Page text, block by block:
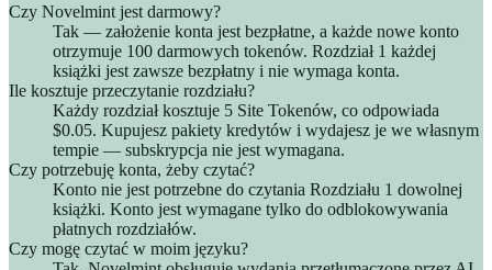
Czy Novelmint jest darmowy?
Tak — założenie konta jest bezpłatne, a każde nowe konto
otrzymuje 100 darmowych tokenów. Rozdział 1 każdej
książki jest zawsze bezpłatny i nie wymaga konta.
Ile kosztuje przeczytanie rozdziału?
Każdy rozdział kosztuje 5 Site Tokenów, co odpowiada
$0.05. Kupujesz pakiety kredytów i wydajesz je we własnym
tempie — subskrypcja nie jest wymagana.
Czy potrzebuję konta, żeby czytać?
Konto nie jest potrzebne do czytania Rozdziału 1 dowolnej
książki. Konto jest wymagane tylko do odblokowywania
płatnych rozdziałów.
Czy mogę czytać w moim języku?